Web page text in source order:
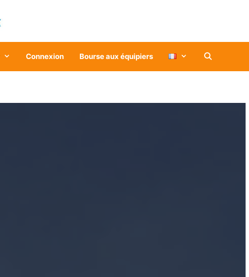
Connexion Bourse aux équipiers